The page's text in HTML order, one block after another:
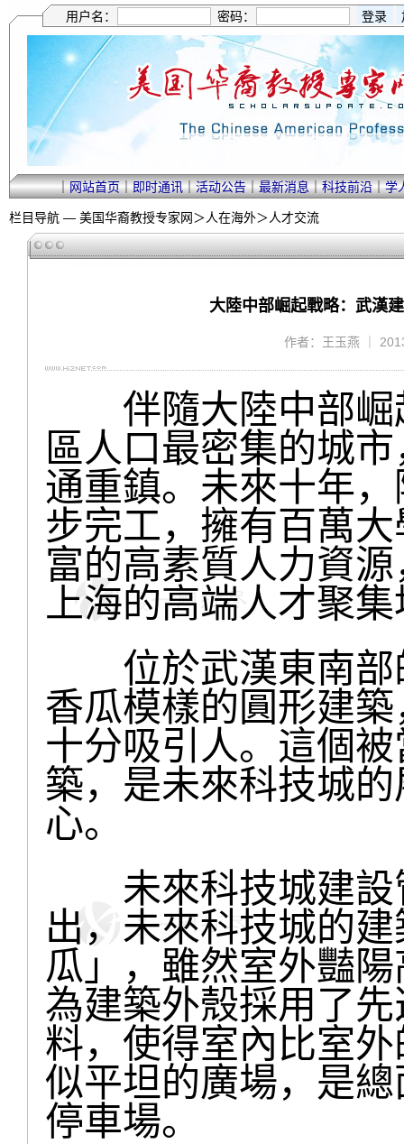
用户名： 密码：
｜网站首页｜即时通讯｜活动公告｜最新消息｜科技前沿｜学
栏目导航 — 美国华裔教授专家网＞人在海外＞人才交流
大陸中部崛起戰略：武漢
作者：王玉燕 ｜
伴隨大陸中部崛
區人口最密集的城
通重鎮。未來十年
步完工，擁有百萬
富的高素質人力資
上海的高端人才聚
位於武漢東南部
香瓜模樣的圓形建
十分吸引人。這個
築，是未來科技城
心。
未來科技城建設
出，未來科技城的
瓜」，雖然室外豔
為建築外殼採用了
料，使得室內比室
似平坦的廣場，是
停車場。